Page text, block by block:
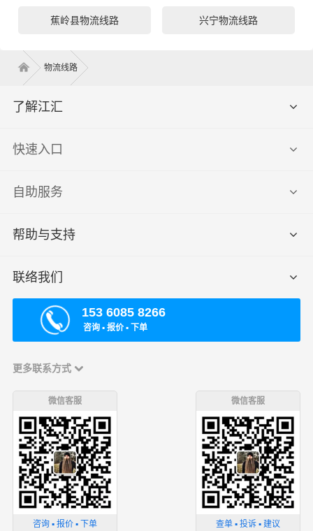
蕉岭县物流线路 兴宁物流线路
物流线路
了解江汇
快速入口
自助服务
帮助与支持
联络我们
153 6085 8266
咨询 ▪ 报价 ▪ 下单
更多联系方式
微信客服
咨询 ▪ 报价 ▪ 下单
微信客服
查单 ▪ 投诉 ▪ 建议